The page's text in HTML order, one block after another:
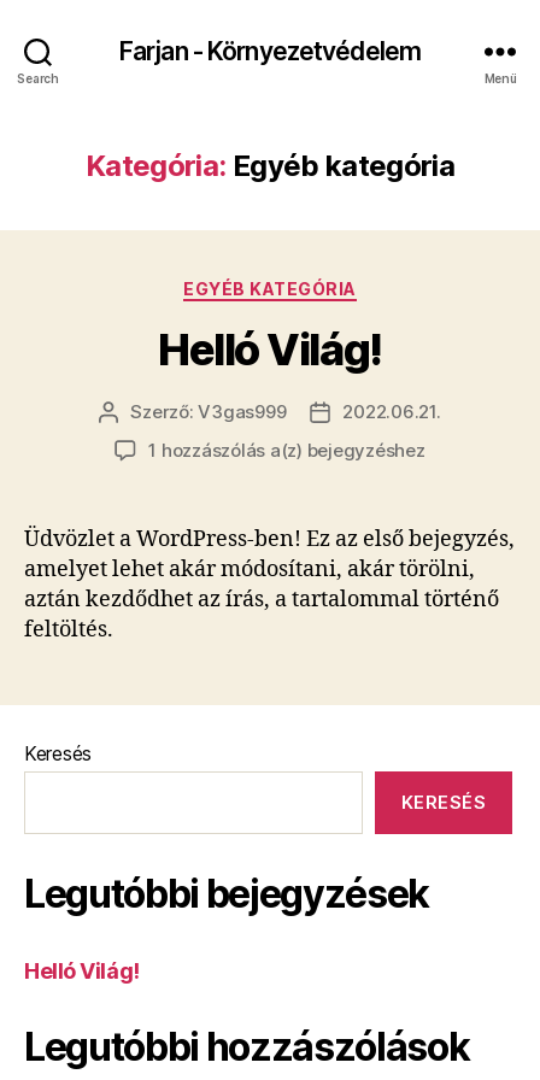
Search
Farjan - Környezetvédelem
Menü
Kategória: Egyéb kategória
Kategóriák
EGYÉB KATEGÓRIA
Helló Világ!
Bejegyzés
szerzője
Szerző:V3gas999
Bejegyzés
dátuma
2022.06.21.
1 hozzászólás a(z)Helló
bejegyzéshez
Üdvözlet a WordPress-ben! Ez az első bejegyzés,
amelyet lehet akár módosítani, akár törölni,
aztán kezdődhet az írás, a tartalommal történő
feltöltés.
Keresés
KERESÉS
Legutóbbi bejegyzések
Helló Világ!
Legutóbbi hozzászólások